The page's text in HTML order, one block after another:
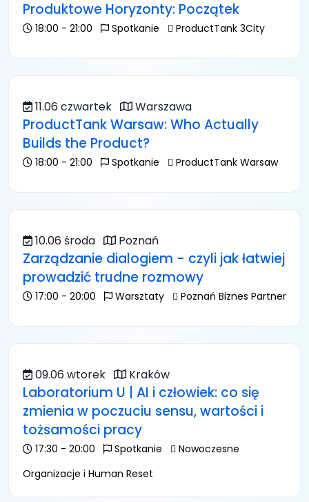
Produktowe Horyzonty: Początek
18:00 - 21:00 Spotkanie ProductTank 3City
11.06 czwartek Warszawa
ProductTank Warsaw: Who Actually
Builds the Product?
18:00 - 21:00 Spotkanie ProductTank Warsaw
10.06 środa Poznań
Zarządzanie dialogiem - czyli jak łatwiej
prowadzić trudne rozmowy
17:00 - 20:00 Warsztaty Poznań Biznes Partner
09.06 wtorek Kraków
Laboratorium U | AI i człowiek: co się
zmienia w poczuciu sensu, wartości i
tożsamości pracy
17:30 - 20:00 Spotkanie
Nowoczesne
Organizacje i Human Reset